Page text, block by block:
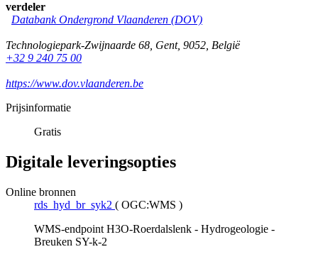
verdeler
Databank Ondergrond Vlaanderen (DOV)
Technologiepark-Zwijnaarde 68, Gent, 9052, België
+32 9 240 75 00
https://www.dov.vlaanderen.be
Prijsinformatie
Gratis
Digitale leveringsopties
Online bronnen
rds_hyd_br_syk2 ( OGC:WMS )
WMS-endpoint H3O-Roerdalslenk - Hydrogeologie -
Breuken SY-k-2